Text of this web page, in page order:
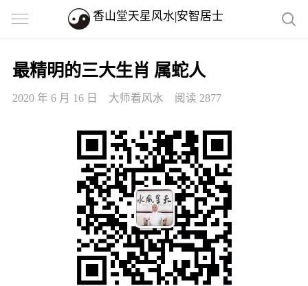
香山堂天星风水|安智居士
最精明的三大生肖 属蛇人
2020 年 6 月 16 日 大师看风水 阅读 2877